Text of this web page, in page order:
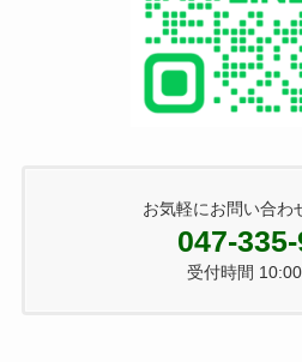
お気軽にお問い合わ
047-
受付時間